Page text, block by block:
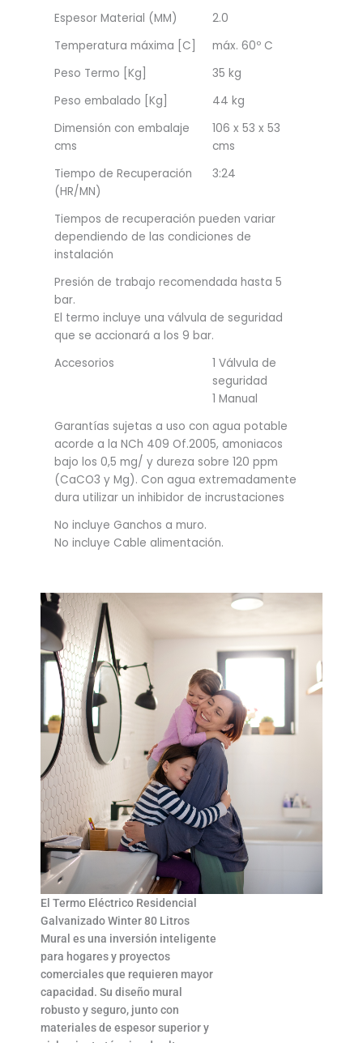
Espesor Material (MM)
2.0
Temperatura máxima [C]
máx. 60º C
Peso Termo [Kg]
35 kg
Peso embalado [Kg]
44 kg
Dimensión con embalaje
cms
106 x 53 x 53
cms
Tiempo de Recuperación
(HR/MN)
3:24
Tiempos de recuperación pueden variar
dependiendo de las condiciones de
instalación
Presión de trabajo recomendada hasta 5
bar.
El termo incluye una válvula de seguridad
que se accionará a los 9 bar.
Accesorios
1 Válvula de
seguridad
1 Manual
Garantías sujetas a uso con agua potable
acorde a la NCh 409 Of.2005, amoniacos
bajo los 0,5 mg/ y dureza sobre 120 ppm
(CaCO3 y Mg). Con agua extremadamente
dura utilizar un inhibidor de incrustaciones
No incluye Ganchos a muro.
No incluye Cable alimentación.
El Termo Eléctrico Residencial
Galvanizado Winter 80 Litros
Mural es una inversión inteligente
para hogares y proyectos
comerciales que requieren mayor
capacidad. Su diseño mural
robusto y seguro, junto con
materiales de espesor superior y